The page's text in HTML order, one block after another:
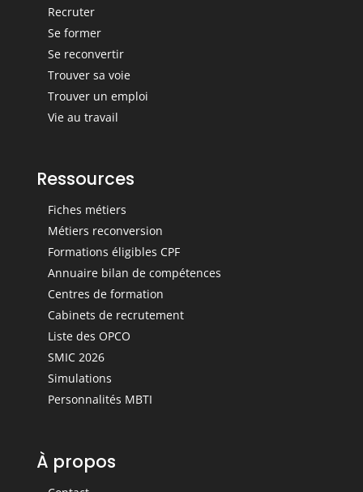
Recruter
Se former
Se reconvertir
Trouver sa voie
Trouver un emploi
Vie au travail
Ressources
Fiches métiers
Métiers reconversion
Formations éligibles CPF
Annuaire bilan de compétences
Centres de formation
Cabinets de recrutement
Liste des OPCO
SMIC 2026
Simulations
Personnalités MBTI
À propos